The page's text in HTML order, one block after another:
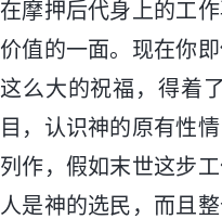
在摩押后代身上的工
价值的一面。现在你
这么大的祝福，得着
目，认识神的原有性
列作，假如末世这步
人是神的选民，而且